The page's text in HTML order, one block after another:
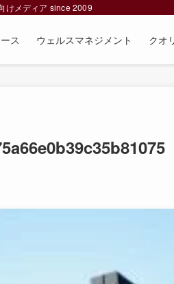
けメディア since 2009
ス ウェルスマネジメント クオ